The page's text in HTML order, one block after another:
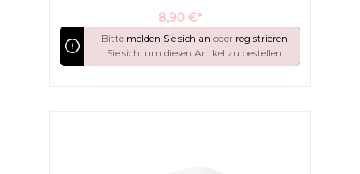
8,90 €*
Bitte melden Sie sich an oder registrieren
Sie sich, um diesen Artikel zu bestellen